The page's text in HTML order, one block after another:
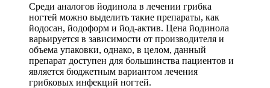
Среди аналогов йодинола в лечении грибка
ногтей можно выделить такие препараты, как
йодосан, йодоформ и йод-актив. Цена йодинола
варьируется в зависимости от производителя и
объема упаковки, однако, в целом, данный
препарат доступен для большинства пациентов и
является бюджетным вариантом лечения
грибковых инфекций ногтей.